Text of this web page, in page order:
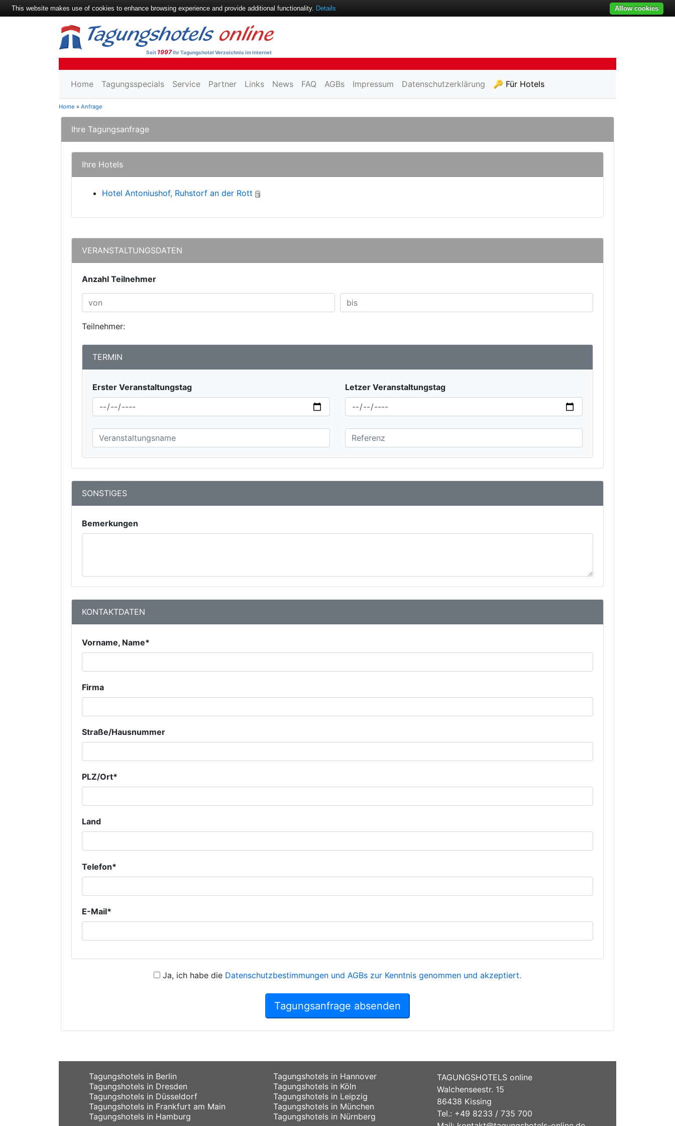
Seit 1997Ihr Tagungshotel Verzeichnis im Internet
Home Tagungsspecials Service Partner Links News FAQ AGBs Impressum Datenschutzerklärung 🔑 Für Hotels
Home » Anfrage
Ihre Tagungsanfrage
Ihre Hotels
Hotel Antoniushof, Ruhstorf an der Rott
VERANSTALTUNGSDATEN
Anzahl Teilnehmer
Teilnehmer:
TERMIN
Erster Veranstaltungstag Letzer Veranstaltungstag
SONSTIGES
Bemerkungen
KONTAKTDATEN
Vorname, Name*
Firma
Straße/Hausnummer
PLZ/Ort*
Land
Telefon*
E-Mail*
Ja, ich habe die Datenschutzbestimmungen und AGBs zur Kenntnis genommen und akzeptiert.
Tagungsanfrage absenden
Tagungshotels in Berlin
Tagungshotels in Dresden
Tagungshotels in Düsseldorf
Tagungshotels in Frankfurt am Main
Tagungshotels in Hamburg
Tagungshotels in Hannover
Tagungshotels in Köln
Tagungshotels in Leipzig
Tagungshotels in München
Tagungshotels in Nürnberg
TAGUNGSHOTELS online
Walchenseestr. 15
86438 Kissing
Tel.: +49 8233 / 735 700
This website makes use of cookies to enhance browsing experience and provide additional functionality. Details Allow cookies